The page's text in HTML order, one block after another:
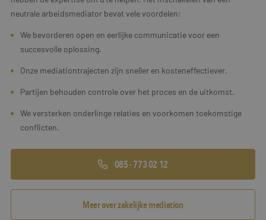
neutrale arbeidsmediator bevat vele voordelen:
We bevorderen open en eerlijke communicatie voor een
succesvolle oplossing.
Onze mediationtrajecten zijn sneller en kosteneffectiever.
Partijen behouden controle over het proces en de uitkomst.
We versterken onderlinge relaties en voorkomen toekomstige
conflicten.
085 - 773 02 12
Meer over zakelijke mediation